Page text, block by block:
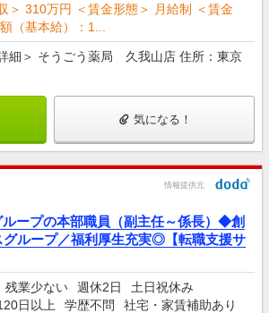
＞ 310万円 ＜賃金形態＞ 月給制 ＜賃金
（基本給）：1...
細＞ そうごう薬局 久我山店 住所：東京
気になる！
情報提供元
ループの本部職員（副主任～係長）◆創
グループ／福利厚生充実◎【転職支援サ
残業少ない 週休2日
土日祝休み
日以上
学歴不問 社宅・家賃補助あり